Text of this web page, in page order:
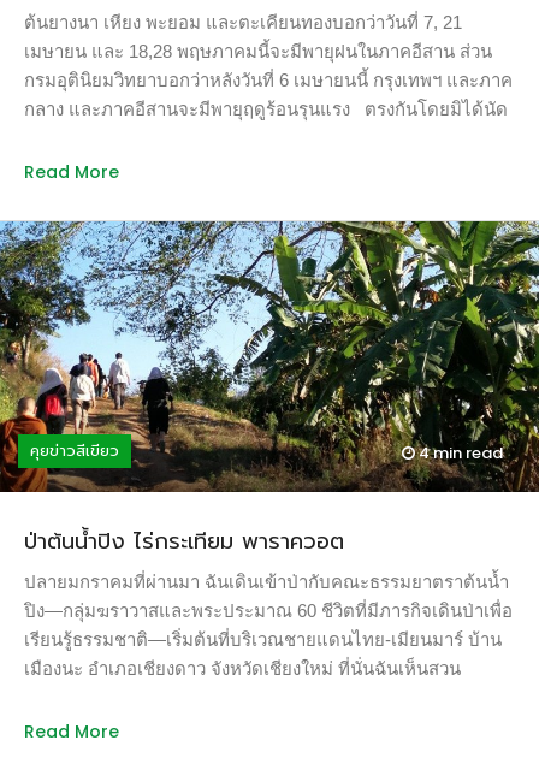
เปื้อนฝุ่นละอองที่เกิดจากกิจกรรมมนุษย์ ซึ่งส่วนใหญ่ (98.3 %)
เป็นเส้นใยพลาสติกขนาด 0.1-5 มิลลิเมตร เกินกว่าครึ่งของน้ำดื่ม
บรรจุขวดใช้น้ำประปาเป็นวัตถุดิบ จึงไม่น่าแปลกใจที่พบว่าน้ำดื่ม
บรรจุขวดส่วนใหญ่ปนเปื้อนชิ้นส่วนจิ๋วจากพลาสติก โดยล่าสุด
ขององค์กรสื่อที่ไม่แสวงผลกำไรชื่อ Orb Media นำน้ำดื่มบรรจุ
ต้นยางนา เหียง พะยอม และตะเคียนทองบอกว่าวันที่ 7, 21
เมษายน และ 18,28 พฤษภาคมนี้จะมีพายุฝนในภาคอีสาน ส่วน
กรมอุตินิยมวิทยาบอกว่าหลังวันที่ 6 เมษายนนี้ กรุงเทพฯ และภาค
กลาง และภาคอีสานจะมีพายุฤดูร้อนรุนแรง ตรงกันโดยมิได้นัด
นนทภา นักวิทยาศาสตร์ คณะเภสัชศาสตร์ มหาวิทยาลัยขอน
หล่นลงมาบนศีรษะของเขา ในปีต่อมาดอกยางนาต้นเดิมหล่นใน
วันที่ 15 มีนาคม 2549 “ผมเอะใจว่าทำไมดอกไม้จากต้นไม้ต้น
เดียวกันร่วงไม่ตรงกันในแต่ละปี ทำไมทุกครั้งที่ลูกยางนาร่วงจึงมี
พายุฝน และตอนเรียนวิชาป่าไม้รู้ว่าไม้วงศ์ยางนากระจายพันธุ์
ด้วยลม เลยตั้งคำถามว่าต้นไม้รู้จักวันฝนตกมั้ย จึงเริ่มเก็บข้อมูล”
อาจารย์นพพรกล่าว จากการเก็บข้อมูลกว่า 10 ปีนำมาสู่ข้อสรุปว่า
ต้นไม้สามารถรับรู้มวลอากาศล่วงหน้าได้ แล้ววางแผนออกดอก
เพื่อให้ผลแก่จัดและร่วงจากต้นพอดิบพอดีกับวันฝนตก น้ำหลาก
หรือพายุลมแรง ดังนั้นหากอยากรู้ว่าฝนจะตกมากหรือน้อย หรือมี
พายุฝนเมื่อใด ก็สามารถดูจากได้ช่วงออกดอกจนถึงผลแก่จัดของ
ดอกหรือผลไปโดยไม่ให้มีผลแก่บนต้น การออกดอกและการแก่
ของผลและเมล็ดต้นไม้ไม่ใช่เรื่องบังเอิญ แต่เป็นการวางแผนการ
ดำรงเผ่าพันธุ์ล่วงหน้าของต้นไม้ต้นนั้นๆ !! […]
Read More
คุยข่าวสีเขียว 4 min read
ป่าต้นน้ำปิง ไร่กระเทียม พาราควอต
ปลายมกราคมที่ผ่านมา ฉันเดินเข้าป่ากับคณะธรรมยาตราต้นน้ำ
ปิง—กลุ่มฆราวาสและพระประมาณ 60 ชีวิตที่มีภารกิจเดินป่าเพื่อ
เรียนรู้ธรรมชาติ—เริ่มต้นที่บริเวณชายแดนไทย-เมียนมาร์ บ้าน
เมืองนะ อำเภอเชียงดาว จังหวัดเชียงใหม่ ที่นั่นฉันเห็นสวน
แนวต้นไม้ใหญ่หนาทึบอยู่ลิบๆ นั่นคือเส้นแบ่งเขตประเทศไทยกับ
Read More